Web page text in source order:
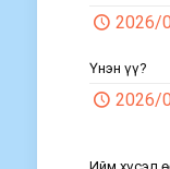
2026/
Үнэн үү?
2026/